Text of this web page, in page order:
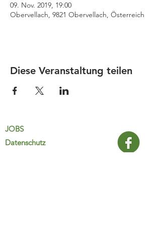
09. Nov. 2019, 19:00
Obervellach, 9821 Obervellach, Österreich
Diese Veranstaltung teilen
JOBS
Datenschutz